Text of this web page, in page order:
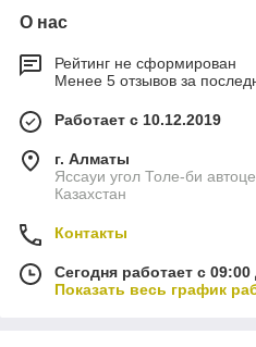
О нас
Рейтинг не сформирован
Менее 5 отзывов за
Работает с 10.12.2019
г. Алматы
Яссауи угол Толе-би
Казахстан
Контакты
Сегодня работает с 09:00
Показать весь график